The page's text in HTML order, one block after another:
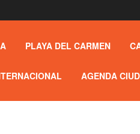
PLAYA DEL CARMEN
AGENDA